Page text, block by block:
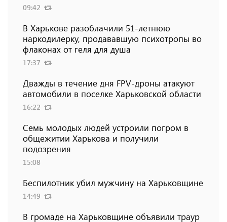
09:42
В Харькове разоблачили 51-летнюю
наркодилерку, продававшую психотропы во
флаконах от геля для душа
17:37
Дважды в течение дня FPV-дроны атакуют
автомобили в поселке Харьковской области
16:22
Семь молодых людей устроили погром в
общежитии Харькова и получили
подозрения
15:08
Беспилотник убил мужчину на Харьковщине
14:49
В громаде на Харьковщине объявили траур